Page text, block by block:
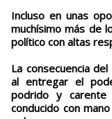
Incluso en unas
muchísimo más de
político con altas
La consecuencia
al entregar el
podrido y
conducido con